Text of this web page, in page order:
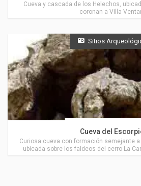
Cueva y cascada de los Helechos,
coronan a Villa
Sitios
Cueva del
Curiosa cueva con formación semejante
ubicada sobre los faldeos del cerro La